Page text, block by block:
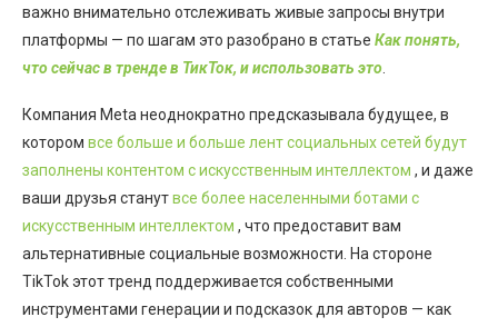
важно внимательно отслеживать живые запросы внутри
платформы — по шагам это разобрано в статье Как понять,
что сейчас в тренде в ТикТок, и использовать это.
Компания Meta неоднократно предсказывала будущее, в
котором все больше и больше лент социальных сетей будут
заполнены контентом с искусственным интеллектом , и даже
ваши друзья станутвсе более населенными ботами с
искусственным интеллектом , что предоставит вам
альтернативные социальные возможности. На стороне
TikTok этот тренд поддерживается собственными
инструментами генерации и подсказок для авторов — как